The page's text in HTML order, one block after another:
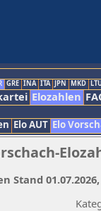
GRE INA ITA JPN MKD
Elozahlen
Elo AUT Elo
Stand